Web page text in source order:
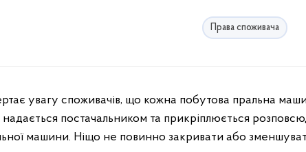
Права споживача
надається постачальником та прикріплюється
машини. Ніщо не повинно закривати або